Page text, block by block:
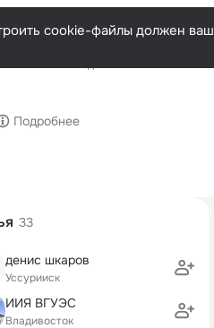
cookie-файлы должен ваш
Подробнее
33
денис шкаров
Уссурииск
ИИЯ ВГУЭС
Владивосток